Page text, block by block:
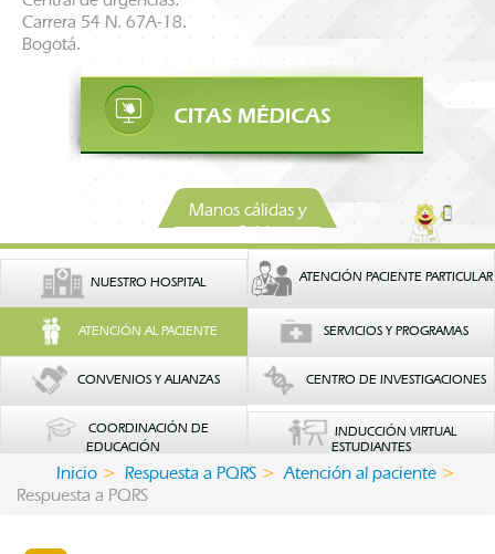
Carrera 54 N. 67A-18.
Bogotá.
Manos cálidas y
confiables
NUESTRO HOSPITAL ATENCIÓN PACIENTE PARTICULAR
ATENCIÓN AL PACIENTE SERVICIOS Y PROGRAMAS
CONVENIOS Y ALIANZAS CENTRO DE INVESTIGACIONES
COORDINACIÓN DE
EDUCACIÓN
INDUCCIÓN VIRTUAL
ESTUDIANTES
Inicio Respuesta a PQRS
Atención al paciente
Respuesta a PQRS